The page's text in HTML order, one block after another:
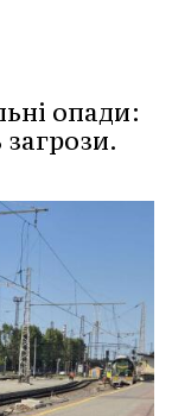
опади:
загрози.